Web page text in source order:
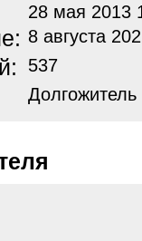
28 мая 2013
8 августа
537